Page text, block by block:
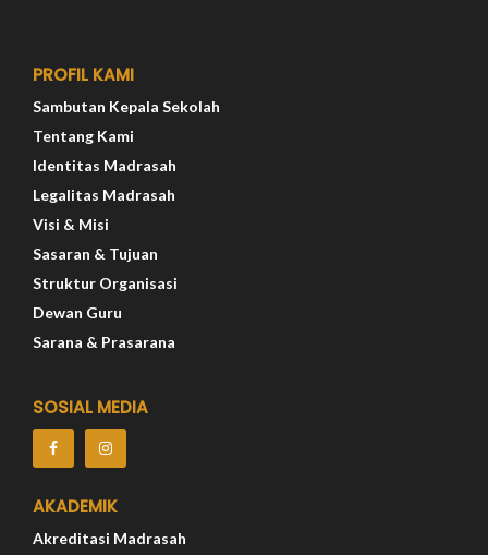
PROFIL KAMI
Sambutan Kepala Sekolah
Tentang Kami
Identitas Madrasah
Legalitas Madrasah
Visi & Misi
Sasaran & Tujuan
Struktur Organisasi
Dewan Guru
Sarana & Prasarana
SOSIAL MEDIA
AKADEMIK
Akreditasi Madrasah